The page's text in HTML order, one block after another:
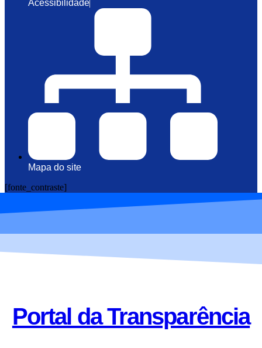
Acessibilidade
Mapa do site
[fonte_contraste]
Portal da Transparência